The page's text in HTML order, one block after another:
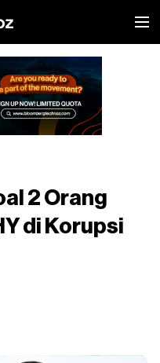
2 Orang
di Korupsi